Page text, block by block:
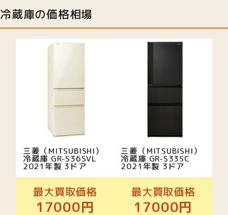
冷蔵庫の価格相場
三菱（MITSUBISHI）
冷蔵庫 GR-S36SVL
2021年製 3ドア
最大買取価格
17000円
三菱（MITSUBISHI）
冷蔵庫 GR-S33SC
2021年製 3ドア
最大買取価格
17000円